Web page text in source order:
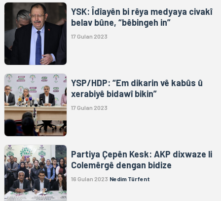
YSK: Îdîayên bi rêya medyaya civakî
belav bûne, “bêbingeh in”
17 Gulan 2023
YSP/HDP: “Em dikarin vê kabûs û
xerabiyê bidawî bikin”
17 Gulan 2023
Partiya Çepên Kesk: AKP dixwaze li
Colemêrgê dengan bidize
16 Gulan 2023 Nedim Türfent